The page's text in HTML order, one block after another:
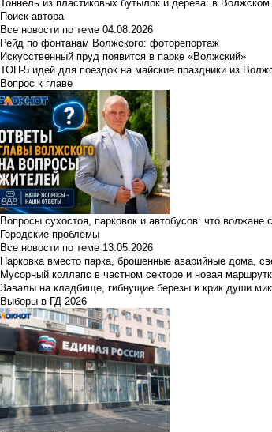
Тоннель из пластиковых бутылок и дерева: в
Поиск автора
Все новости по теме 04.08.2026
Рейд по фонтанам Волжского: фоторепортаж
Искусственный пруд появится в парке «Волжский»
ТОП-5 идей для поездок на майские праздники из
Вопрос к главе
Вопросы сухостоя, парковок и автобусов: что волжане
Городские проблемы
Все новости по теме 13.05.2026
Парковка вместо парка, брошенные аварийные дома,
Мусорный коллапс в частном секторе и новая
Завалы на кладбище, гибнущие березы и крик души
Выборы в ГД-2026